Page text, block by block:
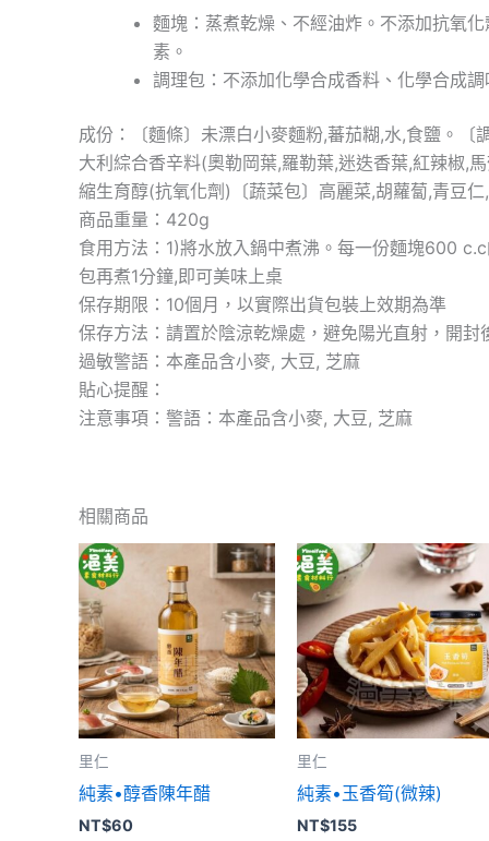
麵塊：蒸煮乾燥、不經油炸。不添加抗氧
素。
調理包：不添加化學合成香料、化學合成
成份：〔麵條〕未漂白小麥麵粉,蕃茄糊,水,食鹽。
大利綜合香辛料(奧勒岡葉,羅勒葉,迷迭香葉,紅辣椒,
縮生育醇(抗氧化劑)〔蔬菜包〕高麗菜,胡蘿蔔,青豆
商品重量：420g
食用方法：1)將水放入鍋中煮沸。每一份麵塊600
包再煮1分鐘,即可美味上桌
保存期限：10個月，以實際出貨包裝上效期為準
保存方法：請置於陰涼乾燥處，避免陽光直射，開
過敏警語：本產品含小麥, 大豆, 芝麻
貼心提醒：
注意事項：警語：本產品含小麥, 大豆, 芝麻
相關商品
里仁
純素•醇香陳年醋
NT$60
里仁
純素•玉香筍(微辣)
NT$155